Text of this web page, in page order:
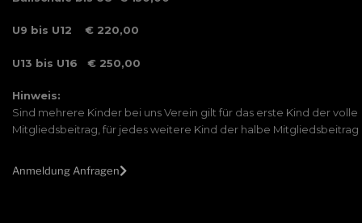
U9 bis U12 € 220,00
U13 bis U16 € 250,00
Hinweis:
Sind mehrere Kinder bei uns Verein gilt für das erste Kind der volle
Mitgliedsbeitrag, für jedes weitere Kind der halbe Mitgliedsbeitrag
Anmeldung Anfragen